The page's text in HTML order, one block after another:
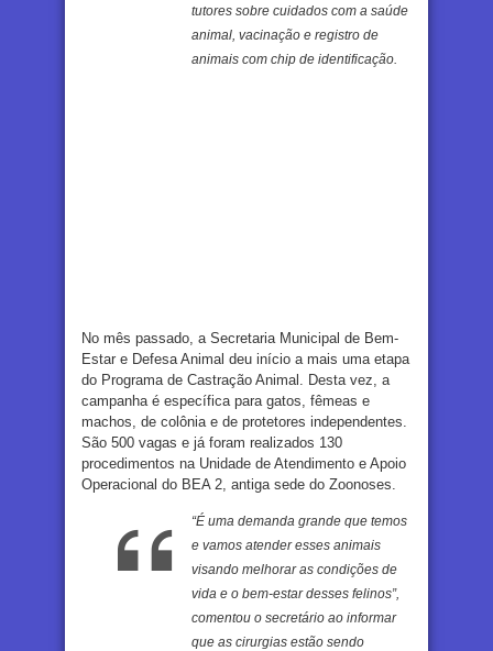
tutores sobre cuidados com a saúde
animal, vacinação e registro de
animais com chip de identificação.
No mês passado, a Secretaria Municipal de Bem-
Estar e Defesa Animal deu início a mais uma etapa
do Programa de Castração Animal. Desta vez, a
campanha é específica para gatos, fêmeas e
machos, de colônia e de protetores independentes.
São 500 vagas e já foram realizados 130
procedimentos na Unidade de Atendimento e Apoio
Operacional do BEA 2, antiga sede do Zoonoses.
“É uma demanda grande que temos
e vamos atender esses animais
visando melhorar as condições de
vida e o bem-estar desses felinos”,
comentou o secretário ao informar
que as cirurgias estão sendo